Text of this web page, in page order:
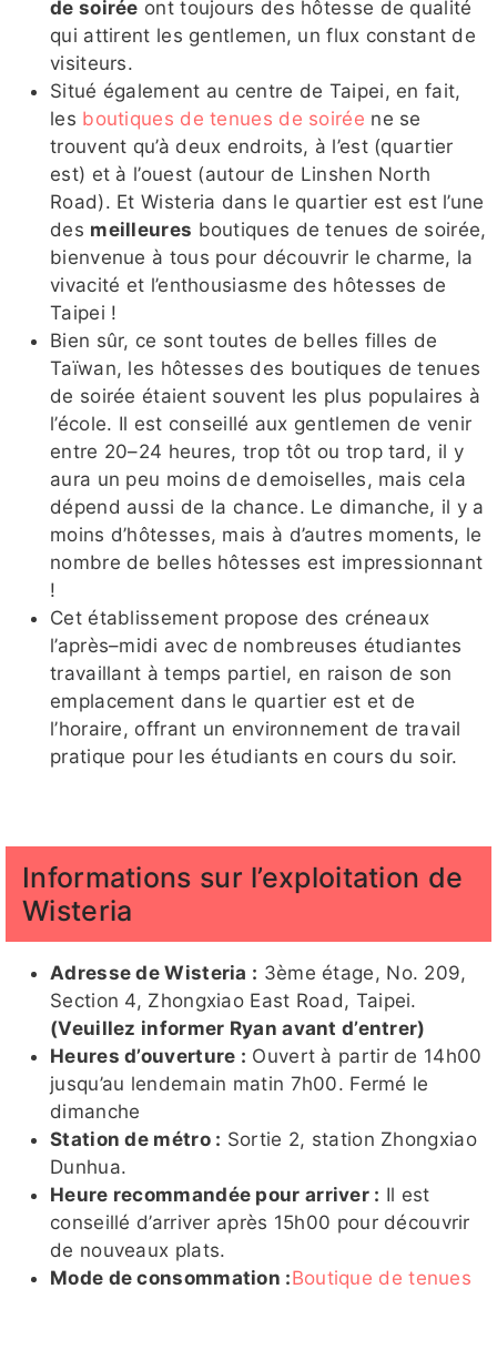
de soirée ont toujours des hôtesse de qualité
qui attirent les gentlemen, un flux constant de
visiteurs.
Situé également au centre de Taipei, en fait,
les boutiques de tenues de soirée ne se
trouvent qu’à deux endroits, à l’est (quartier
est) et à l’ouest (autour de Linshen North
Road). Et Wisteria dans le quartier est est l’une
des meilleures boutiques de tenues de soirée,
bienvenue à tous pour découvrir le charme, la
vivacité et l’enthousiasme des hôtesses de
Taipei !
Bien sûr, ce sont toutes de belles filles de
Taïwan, les hôtesses des boutiques de tenues
de soirée étaient souvent les plus populaires à
l’école. Il est conseillé aux gentlemen de venir
entre 20–24 heures, trop tôt ou trop tard, il y
aura un peu moins de demoiselles, mais cela
dépend aussi de la chance. Le dimanche, il y a
moins d’hôtesses, mais à d’autres moments, le
nombre de belles hôtesses est impressionnant
!
Cet établissement propose des créneaux
l’après–midi avec de nombreuses étudiantes
travaillant à temps partiel, en raison de son
emplacement dans le quartier est et de
l’horaire, offrant un environnement de travail
pratique pour les étudiants en cours du soir.
Informations sur l’exploitation de
Wisteria
Adresse de Wisteria : 3ème étage, No. 209,
Section 4, Zhongxiao East Road, Taipei.
(Veuillez informer Ryan avant d’entrer)
Heures d’ouverture : Ouvert à partir de 14h00
jusqu’au lendemain matin 7h00. Fermé le
dimanche
Station de métro : Sortie 2, station Zhongxiao
Dunhua.
Heure recommandée pour arriver : Il est
conseillé d’arriver après 15h00 pour découvrir
de nouveaux plats.
Mode de consommation :Boutique de tenues